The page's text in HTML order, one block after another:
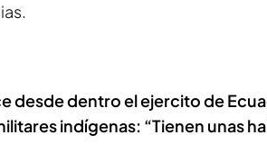
desde dentro el ejercito de
indígenas: “Tienen unas